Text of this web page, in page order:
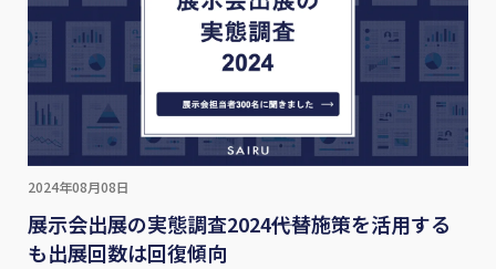
2024年08月08日
展示会出展の実態調査2024――代替施策を活用する
も出展回数は回復傾向